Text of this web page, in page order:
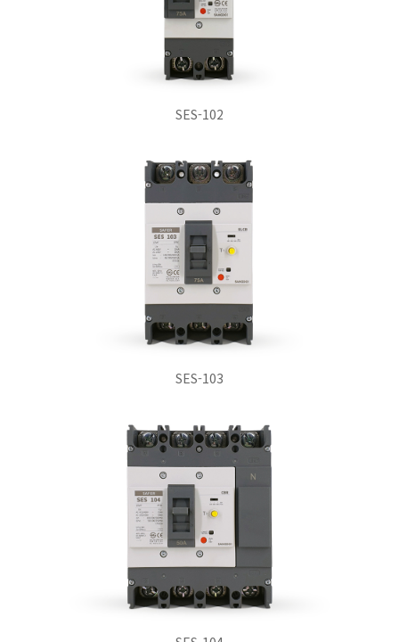
SES-102
SES-103